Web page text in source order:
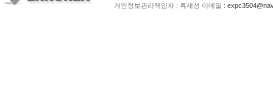
개인정보관리책임자 : 류재성 이메일 :